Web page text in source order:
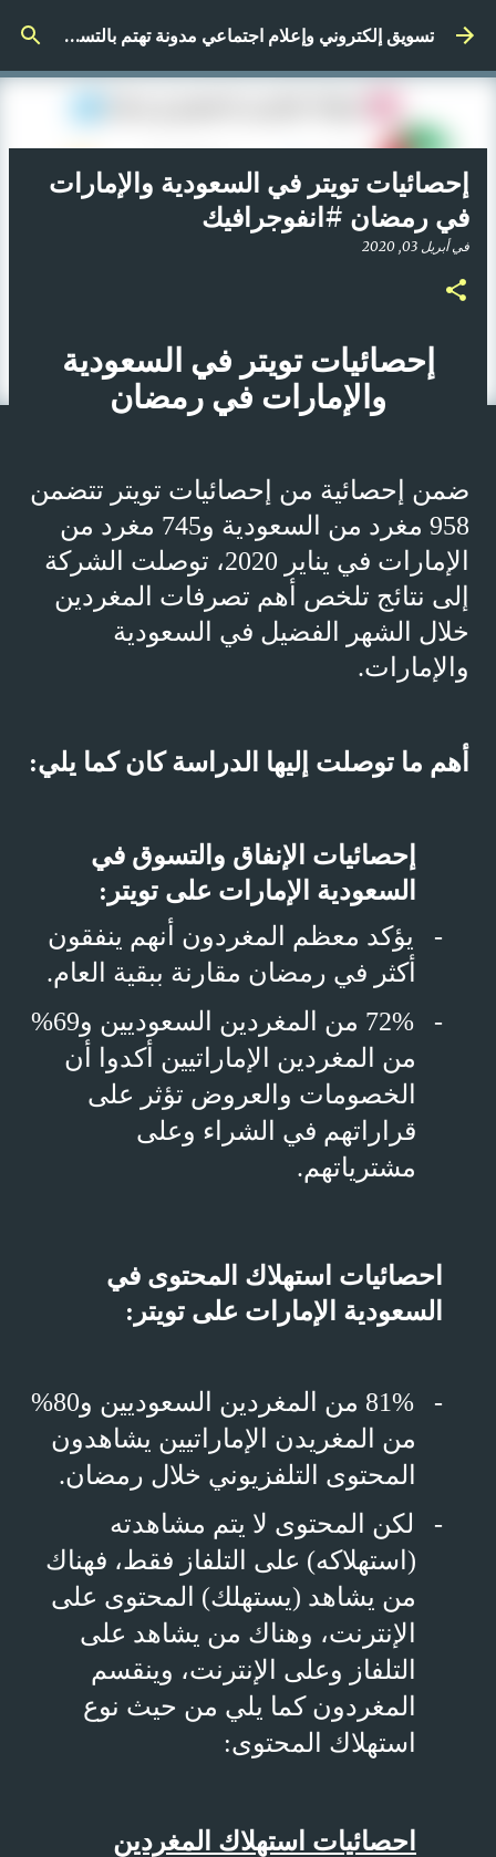
التخطي إلى المحتوى الرئيسي تسويق إلكتروني وإعلام اجتماعي مدونة تهتم بالتسويق الرقمي
إحصائيات تويتر في السعودية والإمارات
في رمضان #انفوجرافيك
فيأبريل 03, 2020
إحصائيات تويتر في السعودية
والإمارات في رمضان
ضمن إحصائية من إحصائيات تويتر تتضمن
958 مغرد من السعودية و745 مغرد من
الإمارات في يناير 2020، توصلت الشركة
إلى نتائج تلخص أهم تصرفات المغردين
خلال الشهر الفضيل في السعودية
والإمارات.
أهم ما توصلت إليها الدراسة كان كما يلي:
إحصائيات الإنفاق والتسوق في
السعودية الإمارات على تويتر:
-
يؤكد معظم المغردون أنهم ينفقون
أكثر في رمضان مقارنة ببقية العام.
-
72% من المغردين السعوديين و69%
من المغردين الإماراتيين أكدوا أن
الخصومات والعروض تؤثر على
قراراتهم في الشراء وعلى
مشترياتهم.
احصائيات استهلاك المحتوى في
السعودية الإمارات على تويتر:
-
81% من المغردين السعوديين و80%
من المغريدن الإماراتيين يشاهدون
المحتوى التلفزيوني خلال رمضان.
-
لكن المحتوى لا يتم مشاهدته
(استهلاكه) على التلفاز فقط، فهناك
من يشاهد (يستهلك) المحتوى على
الإنترنت، وهناك من يشاهد على
التلفاز وعلى الإنترنت، وينقسم
المغردون كما يلي من حيث نوع
استهلاك المحتوى:
احصائيات استهلاك المغردين